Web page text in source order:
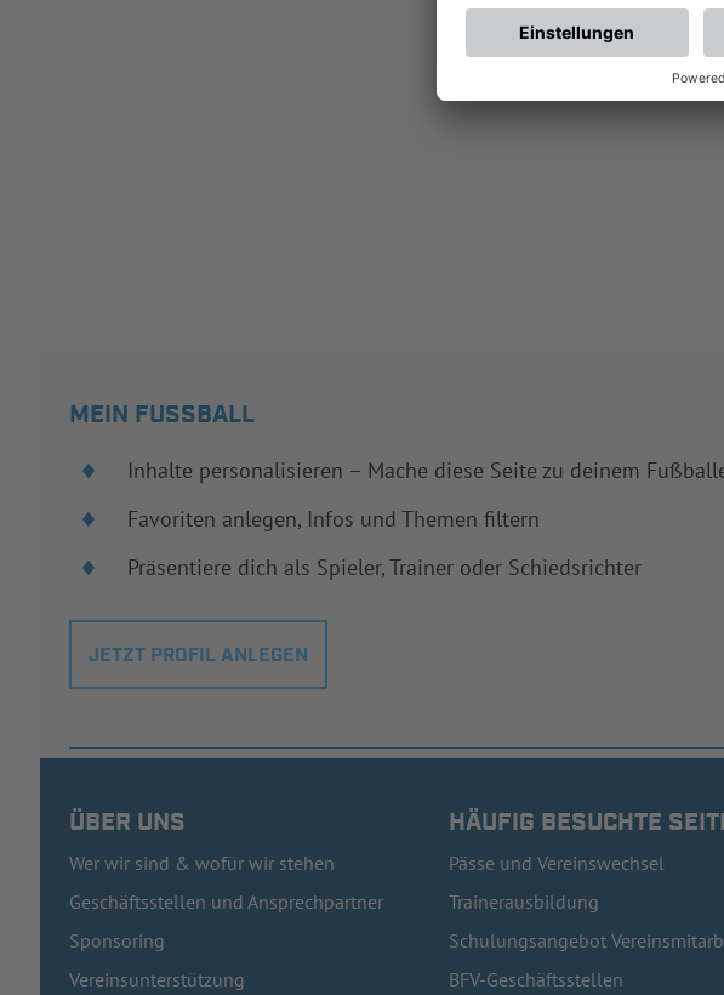
MEIN FUSSBALL
Inhalte personalisieren – Mache diese Seite zu deinem
Favoriten anlegen, Infos und Themen filtern
Präsentiere dich als Spieler, Trainer oder Schiedsrichter
JETZT PROFIL ANLEGEN
ÜBER UNS
Wer wir sind & wofür wir stehen
Geschäftsstellen und Ansprechpartner
Sponsoring
Vereinsunterstützung
HÄUFIG BESUCHTE
Pässe und Vereinswechsel
Trainerausbildung
Schulungsangebot
BFV-Geschäftsstellen